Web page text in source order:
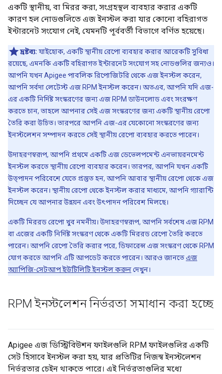
একটি স্থানীয়, বা মিরর করা, সংগ্রহস্থল ব্যবহার করার একটি
কারণ হল নোডগুলিতে এজ ইনস্টল করা যার কোনো বহিরাগত
ইন্টারনেট সংযোগ নেই, যেমনটি পূর্ববর্তী বিভাগে বর্ণিত হয়েছে।
দ্রষ্টব্য: যাইহোক, একটি স্থানীয় রেপো ব্যবহার করার আরেকটি সুবিধা
রয়েছে, এমনকি একটি বহিরাগত ইন্টারনেট সংযোগ সহ নোডগুলির জন্যও।
আপনি যখন Apigee পাবলিক রিপোজিটরি থেকে এজ ইনস্টল করেন,
আপনি সর্বদা লেটেস্ট এজ RPM ইনস্টল করেন। অতএব, আপনি যদি এজ-
এর একটি নির্দিষ্ট সংস্করণের জন্য এজ RPM ডাউনলোড এবং সংরক্ষণ
করতে চান, তাহলে আপনার সেই এজ সংস্করণের জন্য একটি স্থানীয় রেপো
তৈরি করা উচিত। তারপরে আপনি এজ-এর যেকোনো সংস্করণের জন্য
ইনস্টলেশন সম্পাদন করতে সেই স্থানীয় রেপো ব্যবহার করতে পারেন।
উদাহরণস্বরূপ, আপনি প্রথমে একটি এজ ডেভেলপমেন্ট এনভায়রনমেন্ট
ইনস্টল করতে স্থানীয় রেপো ব্যবহার করেন। তারপর, আপনি যখন একটি
উত্পাদন পরিবেশে যেতে প্রস্তুত হন, আপনি আবার স্থানীয় রেপো থেকে এজ
ইনস্টল করেন। স্থানীয় রেপো থেকে ইনস্টল করার মাধ্যমে, আপনি গ্যারান্টি
দিচ্ছেন যে আপনার উন্নয়ন এবং উৎপাদন পরিবেশ মিলছে।
একটি মিররড রেপো খুব নমনীয়। উদাহরণস্বরূপ, আপনি সর্বশেষ এজ RPM
বা এজের একটি নির্দিষ্ট সংস্করণ থেকে একটি মিররড রেপো তৈরি করতে
পারেন। আপনি রেপো তৈরি করার পরে, ডিফারেন্স এজ সংস্করণ থেকে RPM
যোগ করতে আপনি এটি আপডেট করতে পারেন। আরও জানতে এজ
অ্যাপিজি-সেটআপ ইউটিলিটি ইনস্টল করুনদেখুন।
RPM ইনস্টলেশন নির্ভরতা সমাধান করা হচ্ছে
Apigee এজ ডিস্ট্রিবিউশন ফাইলগুলি RPM ফাইলগুলির একটি
সেট হিসাবে ইনস্টল করা হয়, যার প্রতিটির নিজস্ব ইনস্টলেশন
নির্ভরতার চেইন থাকতে পারে। এই নির্ভরতাগুলির মধ্যে